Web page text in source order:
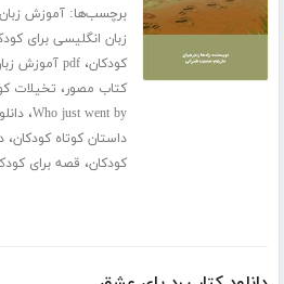
برچسب‌ها:آموزش
زبان انگلیسی برای
کودکان،pdf آموزش زبان انگلیسی
کتاب مصور، تخیلات
Who just went by،
داستان کوتاه کودکان،
کودکان، قصه برای